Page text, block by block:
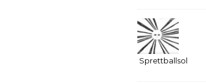
Sprettballsol